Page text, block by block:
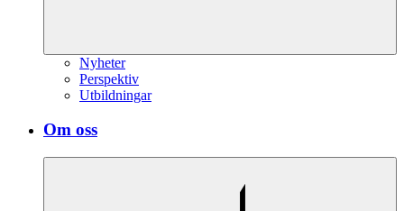
Nyheter
Perspektiv
Utbildningar
Om oss